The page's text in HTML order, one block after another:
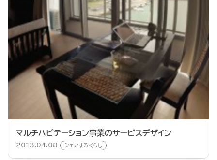
マルチハビテーション事業のサービスデザイン
2013.04.08 シェアするくらし